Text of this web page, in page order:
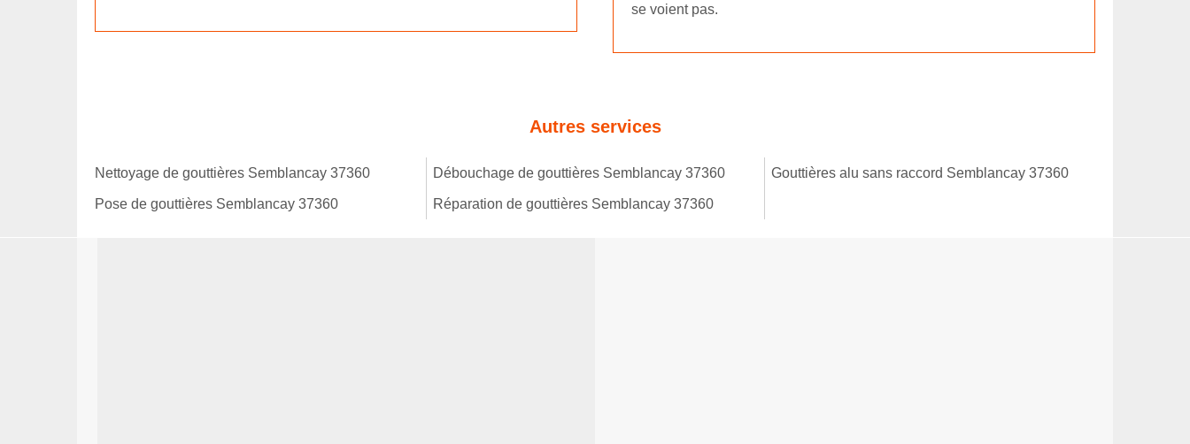
se voient pas.
Autres services
Nettoyage de gouttières Semblancay 37360
Pose de gouttières Semblancay 37360
Débouchage de gouttières Semblancay 37360
Réparation de gouttières Semblancay 37360
Gouttières alu sans raccord Semblancay 37360